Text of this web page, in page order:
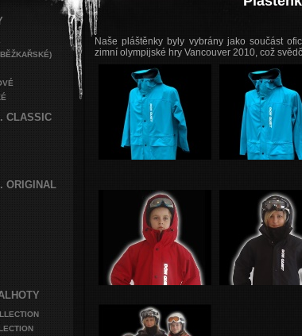
CLASSIC
ORIGINAL
Naše pláštěnky byly vybrány jako součást
zimní olympijské hry Vancouver 2010, což